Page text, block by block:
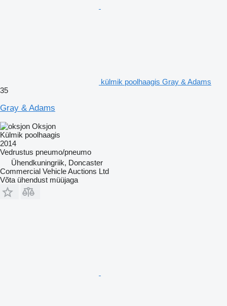
külmik poolhaagis Gray & Adams
35
Gray & Adams
Oksjon
Külmik poolhaagis
2014
Vedrustus pneumo/pneumo
Ühendkuningriik, Doncaster
Commercial Vehicle Auctions Ltd
Võta ühendust müüjaga